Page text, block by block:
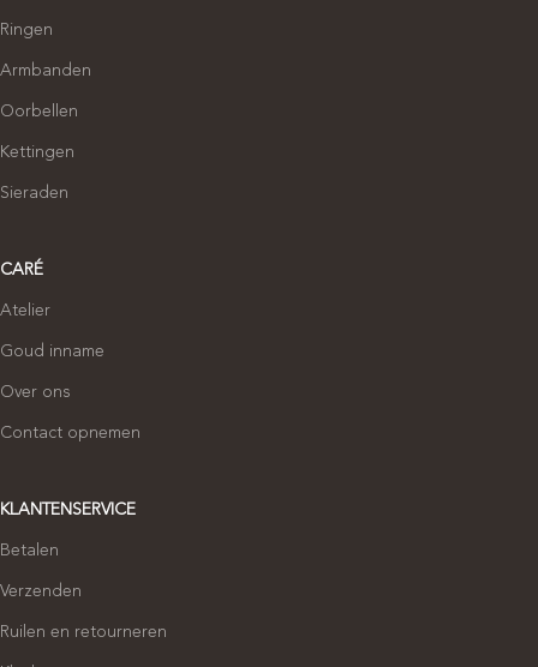
Ringen
Armbanden
Oorbellen
Kettingen
Sieraden
CARÉ
Atelier
Goud inname
Over ons
Contact opnemen
KLANTENSERVICE
Betalen
Verzenden
Ruilen en retourneren